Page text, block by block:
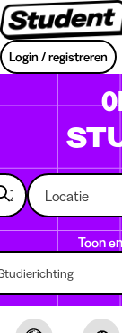
Login / registreren
Locatie
Toon